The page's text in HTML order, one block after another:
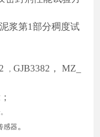
浆第1部分稠度试
，GJB3382 ，
MZ_
感器 。